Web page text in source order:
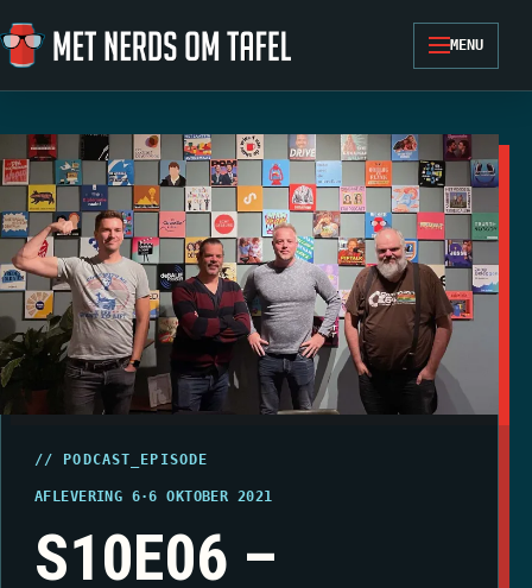
Ga naar de inhoud
MENU
// PODCAST_EPISODE
AFLEVERING 6·6 OKTOBER 2021
S10E06 –